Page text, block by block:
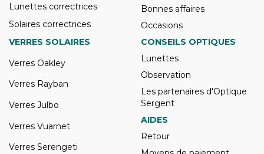
Lunettes correctrices
Solaires correctrices
Bonnes affaires
Occasions
VERRES SOLAIRES
Verres Oakley
Verres Rayban
Verres Julbo
Verres Vuarnet
Verres Serengeti
CONSEILS OPTIQUES
Lunettes
Observation
Les partenaires d'Optique
Sergent
AIDES
Retour